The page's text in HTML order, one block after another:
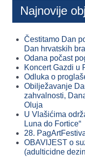
Najnovije
Čestitamo Dan
Dan hrvatskih
Odana počast
Koncert Gazdi u
Odluka o
Obilježavanje
zahvalnosti,
Oluja
U Vlašićima
Luna do Fortice“
28.
OBAVIJEST o
(adulticidne